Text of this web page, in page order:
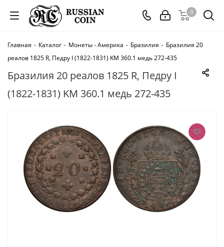
0
Главная - Каталог - Монеты - Америка - Бразилия - Бразилия 20
реалов 1825 R, Педру I (1822-1831) KM 360.1 медь 272-435
Бразилия 20 реалов 1825 R, Педру I
(1822-1831) KM 360.1 медь 272-435